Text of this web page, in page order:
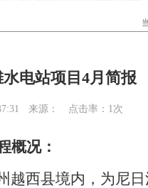
电站项目4月简报
来源： 点击率： 1次
概况：
越西县境内，为尼